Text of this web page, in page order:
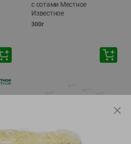
с сотами Местное
Известное
300г